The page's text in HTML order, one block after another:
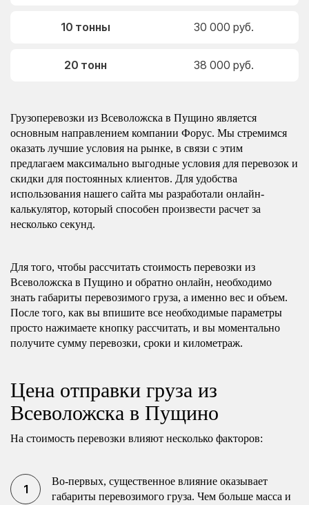
10 тонны 30 000 руб.
20 тонн 38 000 руб.
Грузоперевозки из Всеволожска в Пущино является
основным направлением компании Форус. Мы стремимся
оказать лучшие условия на рынке, в связи с этим
предлагаем максимально выгодные условия для перевозок и
скидки для постоянных клиентов. Для удобства
использования нашего сайта мы разработали онлайн-
калькулятор, который способен произвести расчет за
несколько секунд.
Для того, чтобы рассчитать стоимость перевозки из
Всеволожска в Пущино и обратно онлайн, необходимо
знать габариты перевозимого груза, а именно вес и объем.
После того, как вы впишите все необходимые параметры
просто нажимаете кнопку рассчитать, и вы моментально
получите сумму перевозки, сроки и километраж.
Цена отправки груза из
Всеволожска в Пущино
На стоимость перевозки влияют несколько факторов:
Во-первых, существенное влияние оказывает
габариты перевозимого груза. Чем больше масса и